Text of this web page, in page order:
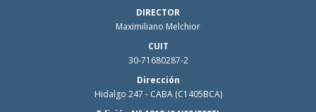
DIRECTOR
Maximiliano Melchior
CUIT
30-71680287-2
Dirección
Hidalgo 247 - CABA (C1405BCA)